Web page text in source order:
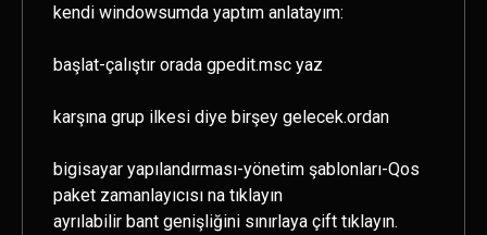
kendi windowsumda yaptım anlatayım:
başlat-çalıştır orada gpedit.msc yaz
karşına grup ilkesi diye birşey gelecek.ordan
bigisayar yapılandırması-yönetim şablonları-Qos
paket zamanlayıcısı na tıklayın
ayrılabilir bant genişliğini sınırlaya çift tıklayın.